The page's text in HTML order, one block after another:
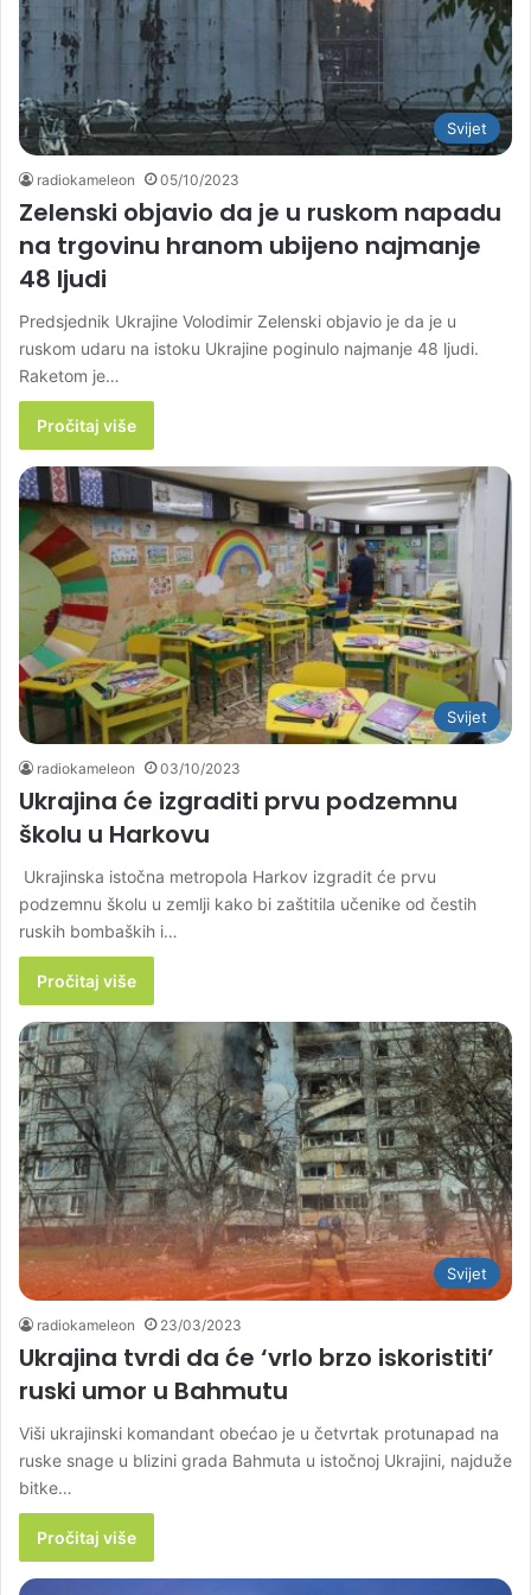
Svijet
radiokameleon 05/10/2023
Zelenski objavio da je u ruskom napadu
na trgovinu hranom ubijeno najmanje
48 ljudi
Predsjednik Ukrajine Volodimir Zelenski objavio je da je u
ruskom udaru na istoku Ukrajine poginulo najmanje 48 ljudi.
Raketom je…
Pročitaj više
Svijet
radiokameleon 03/10/2023
Ukrajina će izgraditi prvu podzemnu
školu u Harkovu
Ukrajinska istočna metropola Harkov izgradit će prvu
podzemnu školu u zemlji kako bi zaštitila učenike od čestih
ruskih bombaških i…
Pročitaj više
Svijet
radiokameleon 23/03/2023
Ukrajina tvrdi da će ‘vrlo brzo iskoristiti’
ruski umor u Bahmutu
Viši ukrajinski komandant obećao je u četvrtak protunapad na
ruske snage u blizini grada Bahmuta u istočnoj Ukrajini, najduže
bitke…
Pročitaj više